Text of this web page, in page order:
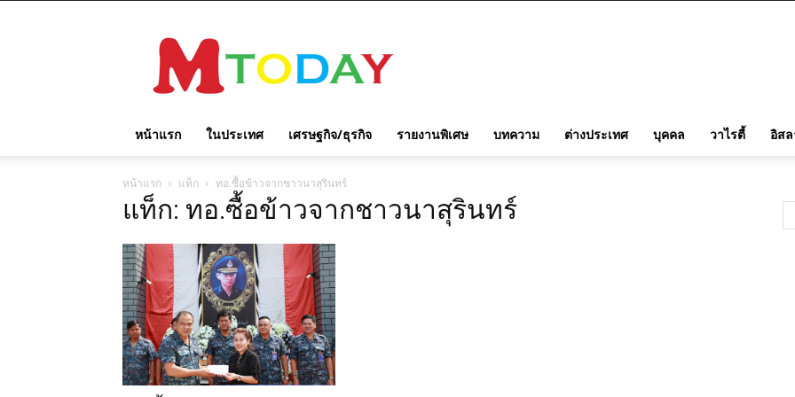
TODAY
หน้าแรก ในประเทศ เศรษฐกิจ/ธุรกิจ รายงานพิเศษ บทความ ต่างประเทศ บุคคล วาไรตี้ อิส
หน้าแรก แท็ก ทอ.ซื้อข้าวจากชาวนาสุรินทร์
แท็ก: ทอ.ซื้อข้าวจากชาวนาสุรินทร์